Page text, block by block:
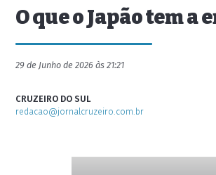
O que o Japão tem a
29 de Junho de 2026 às 21:21
CRUZEIRO DO SUL
redacao@jornalcruzeiro.com.br